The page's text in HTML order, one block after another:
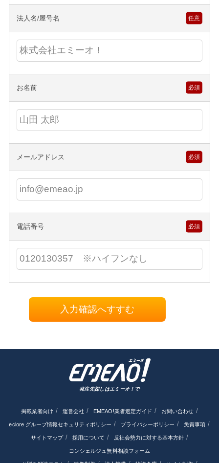
法人名/屋号名 任意
お名前 必須
メールアドレス 必須
電話番号 必須
入力確認へすすむ
発注先探しはエミーオ！で
掲載業者向け 運営会社 EMEAO!業者選定ガイド お問い合わせ
eclore グループ情報セキュリティポリシー プライバシーポリシー 免責事項
サイトマップ 採用について 反社会勢力に対する基本方針
コンシェルジュ無料相談フォーム